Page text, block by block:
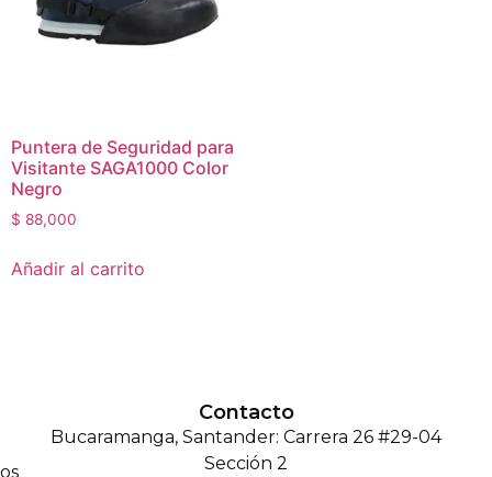
Puntera de Seguridad para
Visitante SAGA1000 Color
Negro
$ 88,000
Añadir al carrito
Contacto
Bucaramanga, Santander: Carrera 26 #29-04
Sección 2